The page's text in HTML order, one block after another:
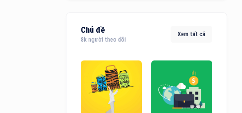
Chủ đề
8k người theo dõi
Xem tất cả